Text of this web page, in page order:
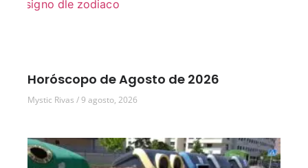
Horóscopo de Agosto de 2026
Mystic Rivas 9 agosto, 2026